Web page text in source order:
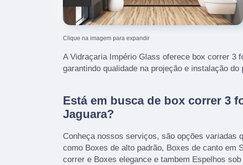
Clique na imagem para expandir
A Vidraçaria Império Glass oferece box correr 3
garantindo qualidade na projeção e instalação do
Está em busca de box correr 3
Jaguara?
Conheça nossos serviços, são opções variadas
como Boxes de alto padrão, Boxes de canto em
correr e Boxes elegance e tambem Espelhos